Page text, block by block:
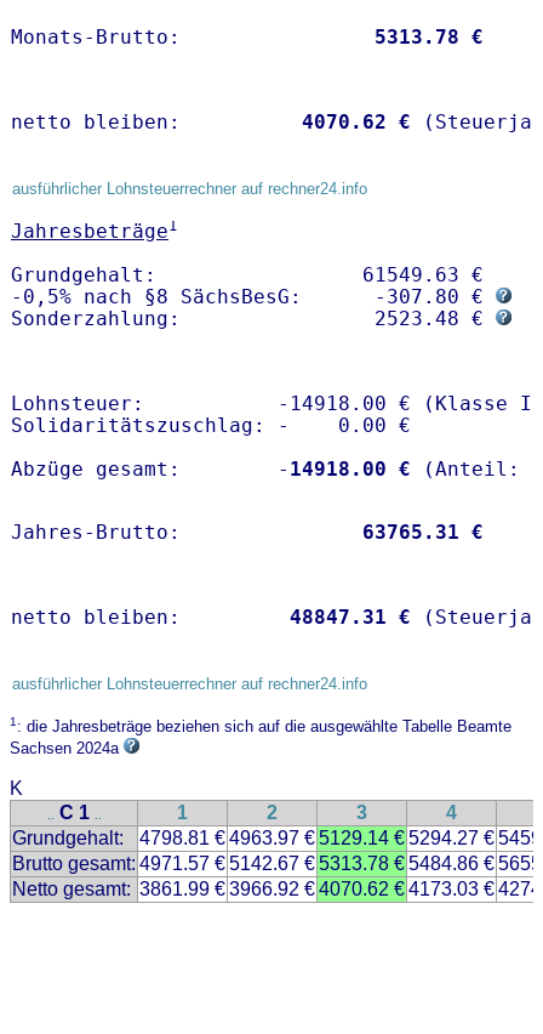
Monats-Brutto: 5313.78 €
netto bleiben: 4070.62 €
ausführlicher Lohnsteuerrechner auf rechner24.info
Jahresbeträge1
Grundgehalt:                 61549.63 €
-0,5% nach §8 SächsBesG:      -307.80 €
Sonderzahlung:                2523.48 €
Lohnsteuer:           -14918.00 € (Klasse I)
Solidaritätszuschlag: -    0.00 €
Abzüge gesamt:        - 14918.00 €
Jahres-Brutto: 63765.31 €
netto bleiben: 48847.31 €
ausführlicher Lohnsteuerrechner auf rechner24.info
1: die Jahresbeträge beziehen sich auf die ausgewählte Tabelle Beamte
Sachsen 2024a
K
.. C 1 .. 1 2 3 4
Grundgehalt:
4798.81 €4963.97 €5129.14 €5294.27 €
Brutto gesamt: 4971.57 €5142.67 €5313.78 €5484.86 €
Netto gesamt: 3861.99 €3966.92 €4070.62 €4173.03 €